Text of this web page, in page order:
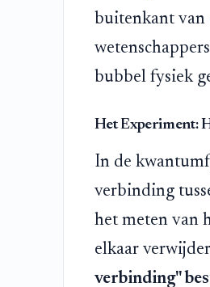
buitenkant van
bubbel fysiek
Het Experiment:
In de
verbinding
het meten van
elkaar
verbinding"